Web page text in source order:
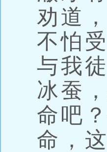
劝道
不怕
与我
冰蚕
命吧
命，